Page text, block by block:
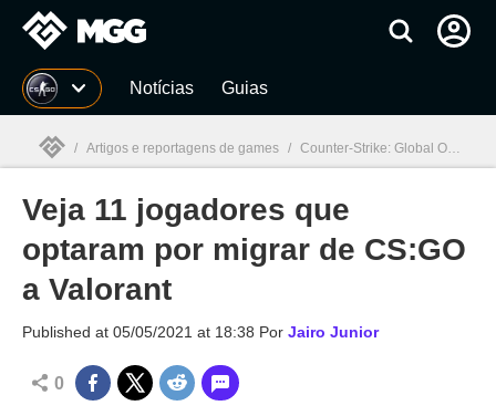
Millenium Notícias Guias
Millenium
/ Artigos e reportagens de games / Counter-Strike: Global Offensive
Veja 11 jogadores que
optaram por migrar de CS:GO
a Valorant
Published at 05/05/2021 at 18:38 Por Jairo Junior
0